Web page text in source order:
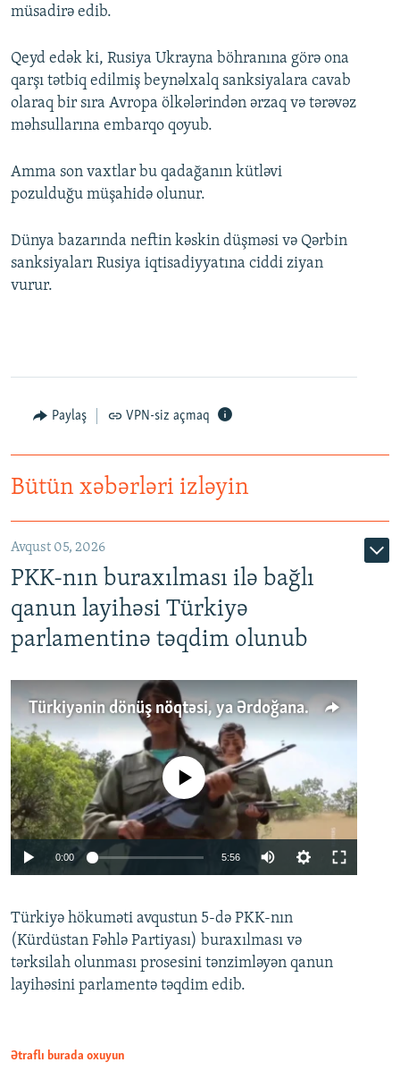
müsadirə edib.
Qeyd edək ki, Rusiya Ukrayna böhranına görə ona
qarşı tətbiq edilmiş beynəlxalq sanksiyalara cavab
olaraq bir sıra Avropa ölkələrindən ərzaq və tərəvəz
məhsullarına embarqo qoyub.
Amma son vaxtlar bu qadağanın kütləvi
pozulduğu müşahidə olunur.
Dünya bazarında neftin kəskin düşməsi və Qərbin
sanksiyaları Rusiya iqtisadiyyatına ciddi ziyan
vurur.
Paylaş VPN-siz açmaq
Bütün xəbərləri izləyin
Avqust 05, 2026
PKK-nın buraxılması ilə bağlı
qanun layihəsi Türkiyə
parlamentinə təqdim olunub
Türkiyənin dönüş nöqtəsi, ya Ərdoğana üçüncü şans: PKK ilə qəfil barışıq nə deməkdir?
Auto 240p 360p 480p
720p 1080p
No media source currently available
0:00 5:56
360p
480p
Türkiyə hökuməti avqustun 5-də PKK-nın
(Kürdüstan Fəhlə Partiyası) buraxılması və
tərksilah olunması prosesini tənzimləyən qanun
layihəsini parlamentə təqdim edib.
Ətraflı burada oxuyun